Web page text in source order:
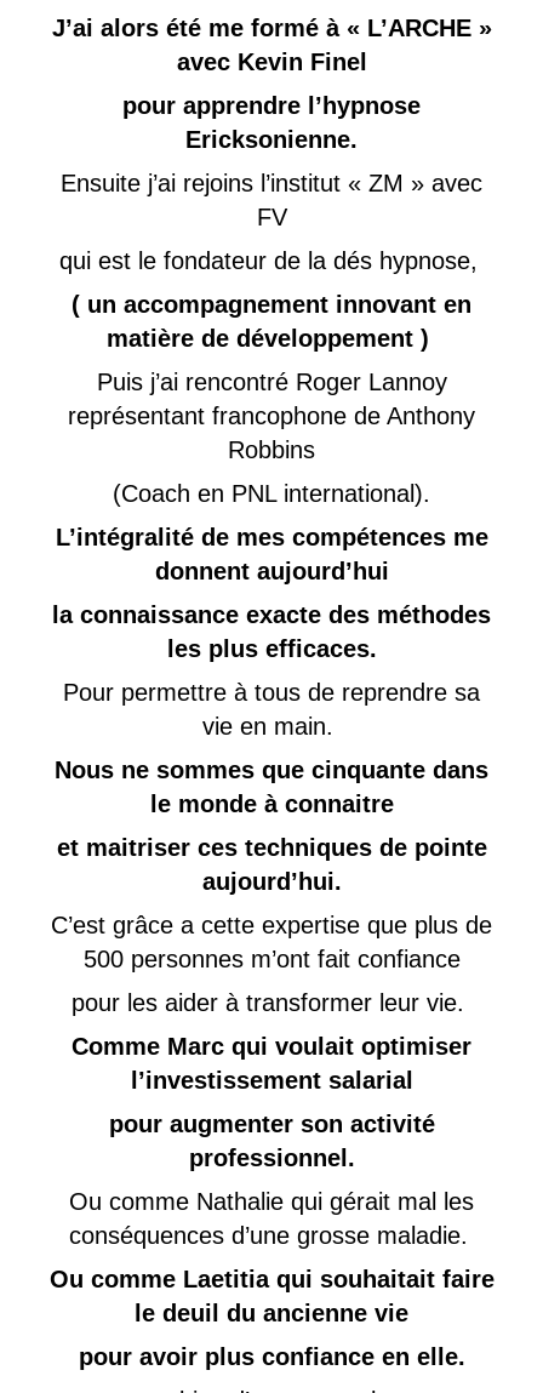
J’ai alors été me formé à « L’ARCHE »
avec Kevin Finel
pour apprendre l’hypnose
Ericksonienne.
Ensuite j’ai rejoins l’institut « ZM » avec
FV
qui est le fondateur de la dés hypnose,
( un accompagnement innovant en
matière de développement )
Puis j’ai rencontré Roger Lannoy
représentant francophone de Anthony
Robbins
(Coach en PNL international).
L’intégralité de mes compétences me
donnent aujourd’hui
la connaissance exacte des méthodes
les plus efficaces.
Pour permettre à tous de reprendre sa
vie en main.
Nous ne sommes que cinquante dans
le monde à connaitre
et maitriser ces techniques de pointe
aujourd’hui.
C’est grâce a cette expertise que plus de
500 personnes m’ont fait confiance
pour les aider à transformer leur vie.
Comme Marc qui voulait optimiser
l’investissement salarial
pour augmenter son activité
professionnel.
Ou comme Nathalie qui gérait mal les
conséquences d’une grosse maladie.
Ou comme Laetitia qui souhaitait faire
le deuil du ancienne vie
pour avoir plus confiance en elle.